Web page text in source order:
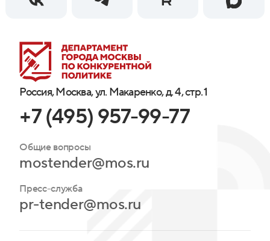
Россия, Москва, ул. Макаренко, д. 4, стр. 1
+7 (495) 957-99-77
Общие вопросы
mostender@mos.ru
Пресс-служба
pr-tender@mos.ru